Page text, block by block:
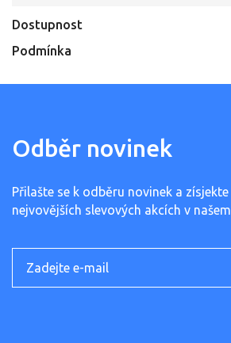
Dostupnost
Podmínka
Odběr novinek
Přilašte se k odběru novinek a
nejvovějších slevových akcích v